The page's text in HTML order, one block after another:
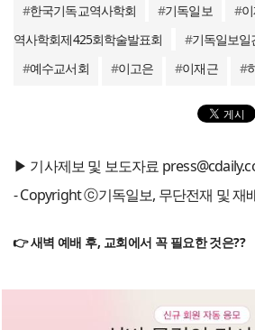
#한국기독교역사학회 #기독일보 #
역사학회제425회학술발표회
#기독일보일
#예수교서회 #이고은 #이재근 #
▶ 기사제보 및 보도자료
- Copyright ⓒ기독일보, 무단전재 및 재
👉 새벽 예배 후, 교회에서 꼭 필요한 것은??